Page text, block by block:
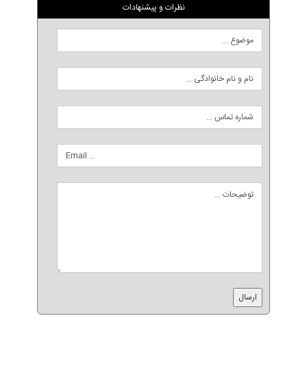
نظرات و پیشنهادات